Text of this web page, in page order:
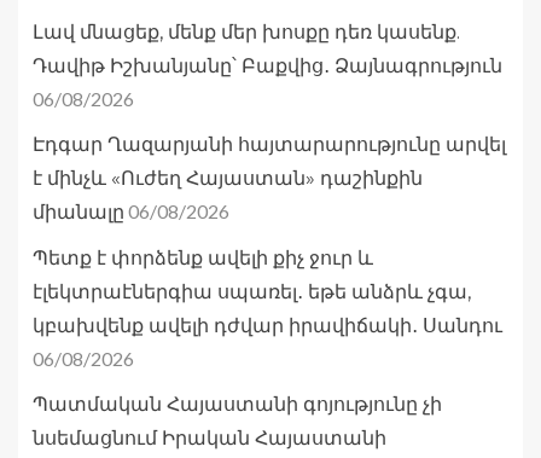
Լավ մնացեք, մենք մեր խոսքը դեռ կասենք.
Դավիթ Իշխանյանը՝ Բաքվից․ Ձայնագրություն
06/08/2026
Էդգար Ղազարյանի հայտարարությունը արվել
է մինչև «Ուժեղ Հայաստան» դաշինքին
միանալը 06/08/2026
Պետք է փորձենք ավելի քիչ ջուր և
էլեկտրաէներգիա սպառել․ եթե անձրև չգա,
կբախվենք ավելի դժվար իրավիճակի․ Սանդու
06/08/2026
Պատմական Հայաստանի գոյությունը չի
նսեմացնում Իրական Հայաստանի